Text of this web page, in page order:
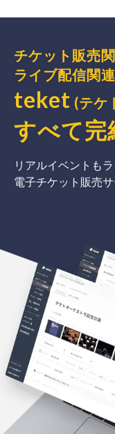
チケット販売
ライブ配信関連
teket (テケ
すべて完
リアルイベントも
電子チケット販売